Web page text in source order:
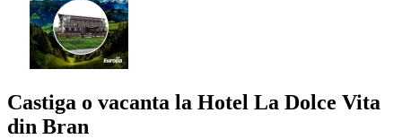
Castiga o vacanta la Hotel La Dolce Vita
din Bran